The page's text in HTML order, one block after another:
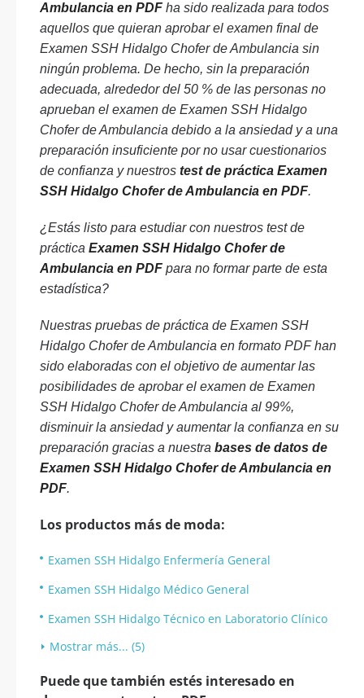
Ambulancia en PDF ha sido realizada para todos
aquellos que quieran aprobar el examen final de
Examen SSH Hidalgo Chofer de Ambulancia sin
ningún problema. De hecho, sin la preparación
adecuada, alrededor del 50 % de las personas no
aprueban el examen de Examen SSH Hidalgo
Chofer de Ambulancia debido a la ansiedad y a una
preparación insuficiente por no usar cuestionarios
de confianza y nuestros test de práctica Examen
SSH Hidalgo Chofer de Ambulancia en PDF.
¿Estás listo para estudiar con nuestros test de
práctica Examen SSH Hidalgo Chofer de
Ambulancia en PDF para no formar parte de esta
estadística?
Nuestras pruebas de práctica de Examen SSH
Hidalgo Chofer de Ambulancia en formato PDF han
sido elaboradas con el objetivo de aumentar las
posibilidades de aprobar el examen de Examen
SSH Hidalgo Chofer de Ambulancia al 99%,
disminuir la ansiedad y aumentar la confianza en su
preparación gracias a nuestra bases de datos de
Examen SSH Hidalgo Chofer de Ambulancia en
PDF.
Los productos más de moda:
Examen SSH Hidalgo Enfermería General
Examen SSH Hidalgo Médico General
Examen SSH Hidalgo Técnico en Laboratorio Clínico
Mostrar más... (5)
Puede que también estés interesado en